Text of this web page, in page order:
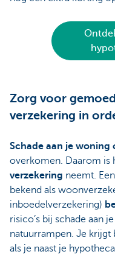
Zorg voor
verzekering in
Schade aan je woning
overkomen. Daarom is
verzekering neemt.
bekend als
inboedelverzekering)
risico’s bij schade aan
natuurrampen. Je
als je naast je